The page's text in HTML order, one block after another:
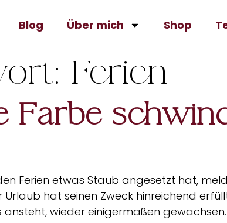
Blog Über mich Shop
Ferien
Farbe
Ferien etwas Staub angesetzt hat,
hat seinen Zweck hinreichend
wieder einigermaßen